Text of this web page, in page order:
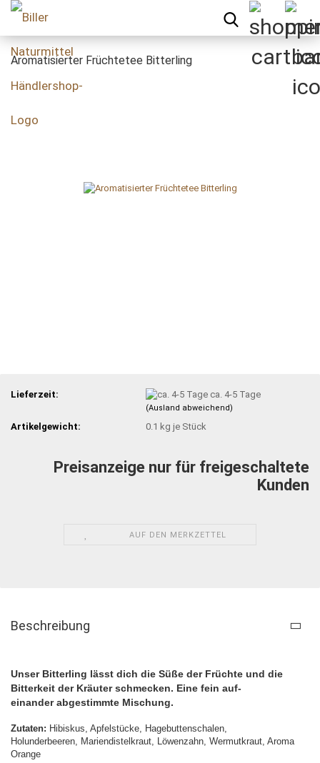
Aromatisierter Früchtetee Bitterling
Lieferzeit: ca. 4-5 Tage
(Ausland abweichend)
Artikelgewicht: 0.1 kg je Stück
Preisanzeige nur für freigeschaltete
Kunden
AUF DEN MERKZETTEL
Beschreibung
Unser Bitterling lässt dich die Süße der Früchte und die
Bitterkeit der Kräuter schmecken. Eine fein auf-
einander abgestimmte Mischung.
Zutaten: Hibiskus, Apfelstücke, Hagebuttenschalen,
Holunderbeeren, Mariendistelkraut, Löwenzahn, Wermutkraut, Aroma
Orange